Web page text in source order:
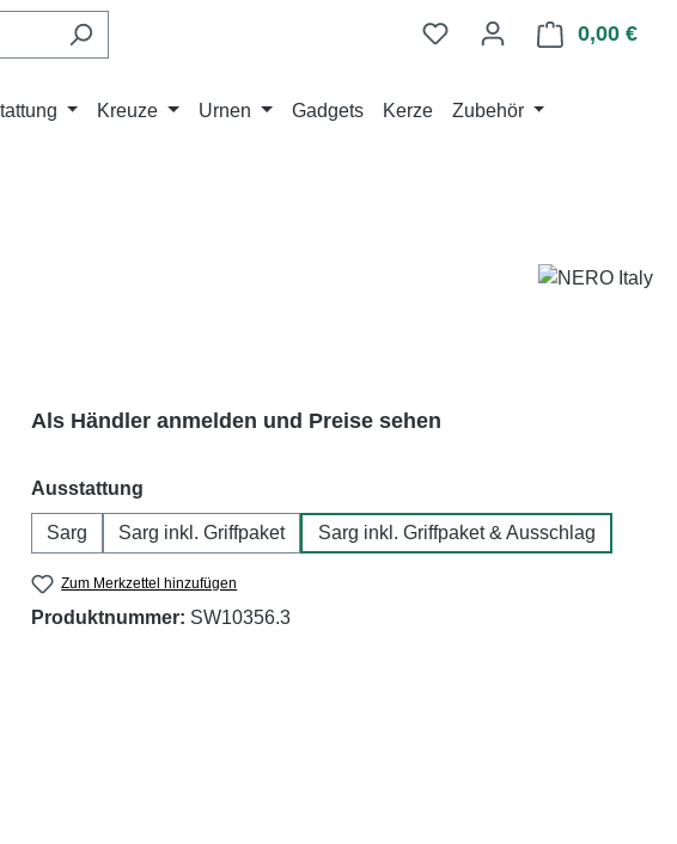
0,00 €
Kreuze Urnen Gadgets Kerze Zubehör
Als Händler anmelden und Preise sehen
Ausstattung
Sarg Sarg inkl. Griffpaket Sarg inkl. Griffpaket & Ausschlag
Zum Merkzettel hinzufügen
Produktnummer: SW10356.3